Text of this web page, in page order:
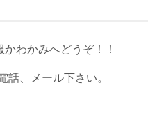
わかみへどうぞ！！
話、メール下さい。